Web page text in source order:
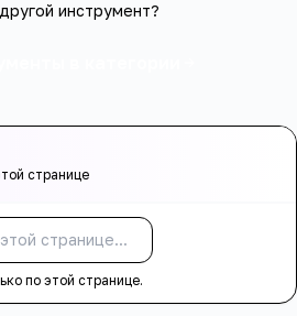
инструмент?
странице
по этой странице.